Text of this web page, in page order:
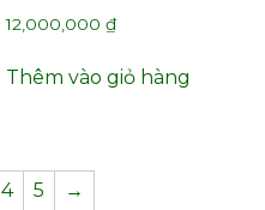
12,000,000₫
Thêm vào giỏ hàng
4 5 →